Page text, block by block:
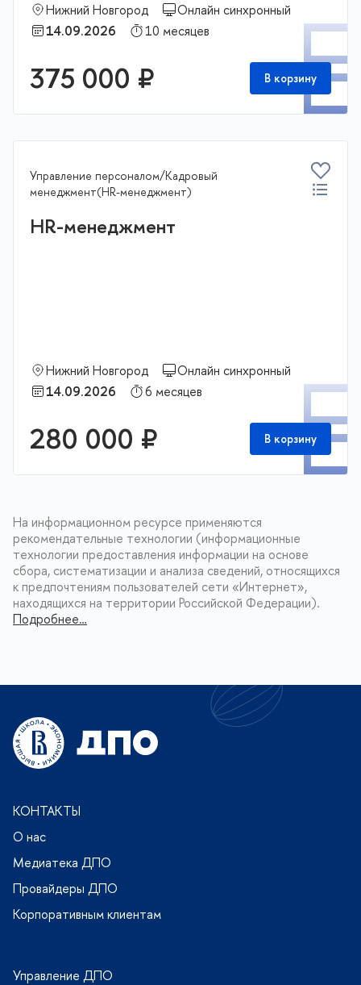
Нижний Новгород
Онлайн синхронный
14.09.2026
10 месяцев
375 000 ₽ В корзину
Управление персоналом/Кадровый
менеджмент(HR-менеджмент)
HR-менеджмент
Нижний Новгород
Онлайн синхронный
14.09.2026
6 месяцев
280 000 ₽ В корзину
На информационном ресурсе применяются
рекомендательные технологии (информационные
технологии предоставления информации на основе
сбора, систематизации и анализа сведений, относящихся
к предпочтениям пользователей сети «Интернет»,
находящихся на территории Российской Федерации).
Подробнее…
КОНТАКТЫ
О нас
Медиатека ДПО
Провайдеры ДПО
Корпоративным клиентам
Управление ДПО